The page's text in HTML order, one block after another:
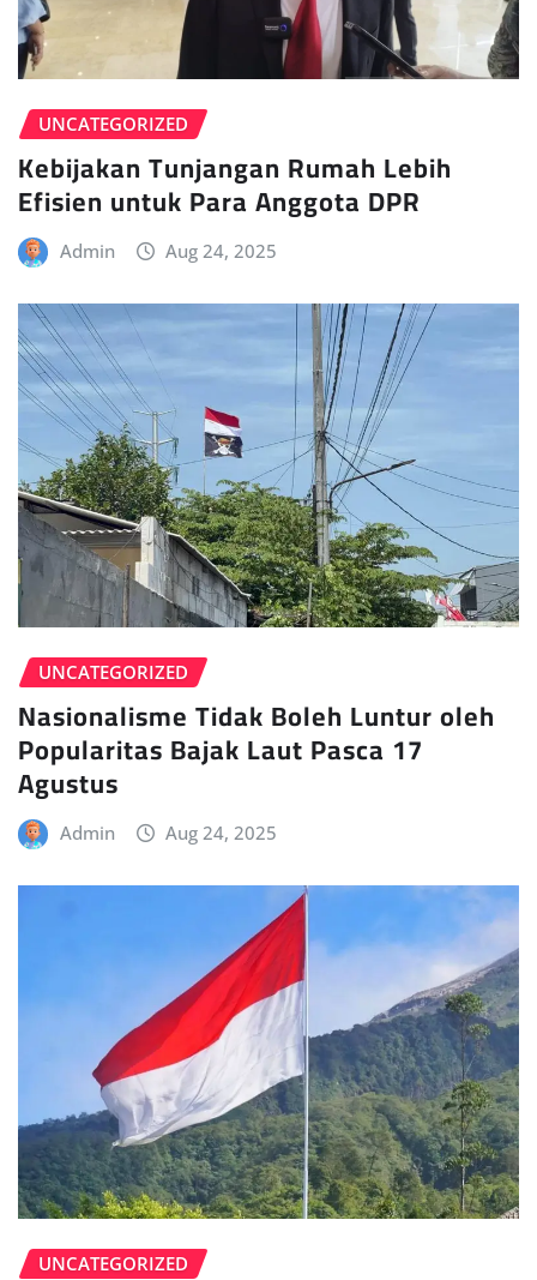
UNCATEGORIZED
Kebijakan Tunjangan Rumah Lebih
Efisien untuk Para Anggota DPR
Admin Aug 24, 2025
UNCATEGORIZED
Nasionalisme Tidak Boleh Luntur oleh
Popularitas Bajak Laut Pasca 17
Agustus
Admin Aug 24, 2025
UNCATEGORIZED